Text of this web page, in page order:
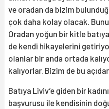
ve oradan da bizim
çok daha kolay olacak.
Oradan yoğun bir kitle
de kendi hikayelerini
olanlar bir anda ortada
kalıyorlar. Bizim de bu
Batıya Liviv’e giden bir
başvurusu ile kendisinin